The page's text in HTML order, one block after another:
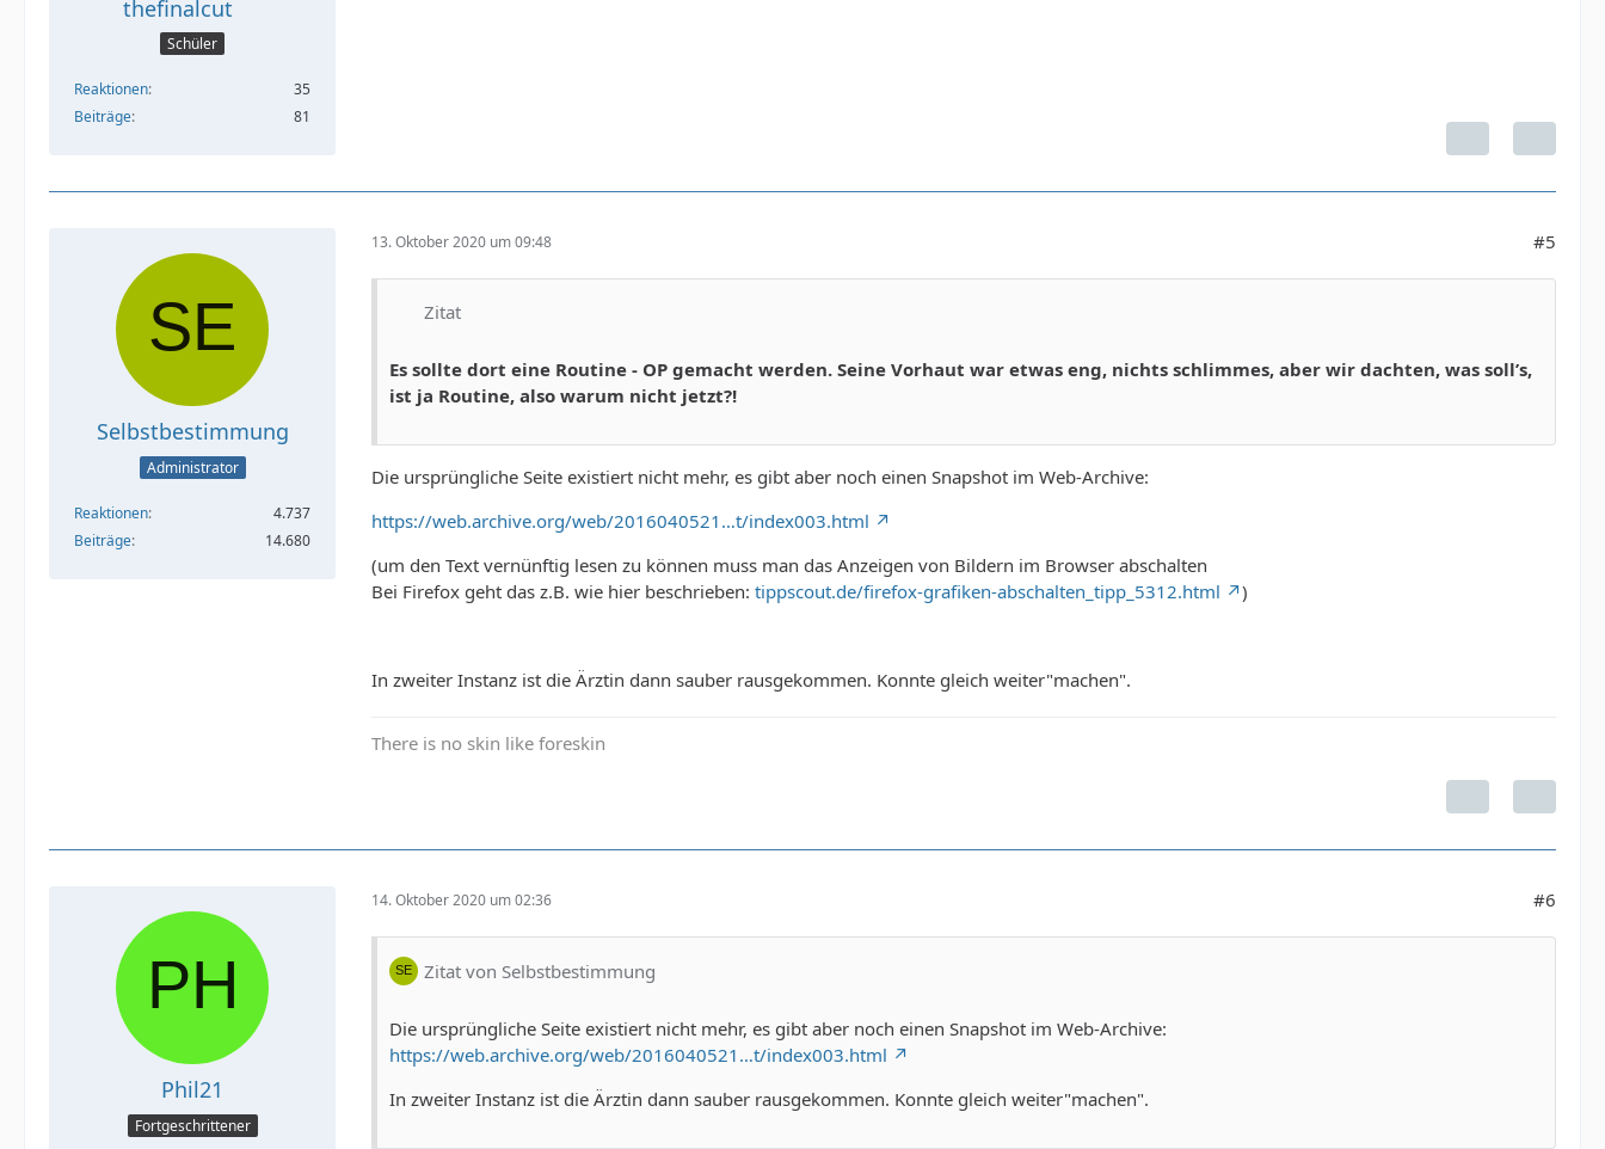
thefinalcut
Schüler
Reaktionen
35
Beiträge
81
Selbstbestimmung
Administrator
Reaktionen
4.737
Beiträge
14.680
13. Oktober 2020 um 09:48 #5
Zitat
Es sollte dort eine Routine - OP gemacht werden. Seine Vorhaut war etwas eng, nichts schlimmes, aber wir dachten, was soll’s,
ist ja Routine, also warum nicht jetzt?!
Die ursprüngliche Seite existiert nicht mehr, es gibt aber noch einen Snapshot im Web-Archive:
https://web.archive.org/web/2016040521…t/index003.html
(um den Text vernünftig lesen zu können muss man das Anzeigen von Bildern im Browser abschalten
Bei Firefox geht das z.B. wie hier beschrieben: tippscout.de/firefox-grafiken-abschalten_tipp_5312.html )
In zweiter Instanz ist die Ärztin dann sauber rausgekommen. Konnte gleich weiter"machen".
There is no skin like foreskin
Phil21
Fortgeschrittener
14. Oktober 2020 um 02:36 #6
Zitat von Selbstbestimmung
Die ursprüngliche Seite existiert nicht mehr, es gibt aber noch einen Snapshot im Web-Archive:
https://web.archive.org/web/2016040521…t/index003.html
In zweiter Instanz ist die Ärztin dann sauber rausgekommen. Konnte gleich weiter"machen".